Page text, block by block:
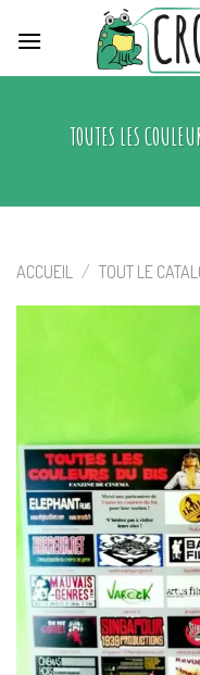
TOUTES LES
ACCUEIL / TOUT LE